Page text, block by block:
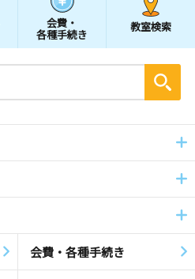
会費・
各種手続き
教室検索
会費・各種手続き